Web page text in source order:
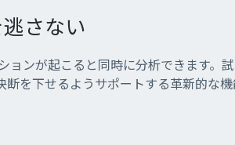
さない
ョンが起こると同時に分析できます。
断を下せるようサポートする革新的な機
さない
ョンが起こると同時に分析できます。
断を下せるようサポートする革新的な機
さない
ョンが起こると同時に分析できます。
断を下せるようサポートする革新的な機